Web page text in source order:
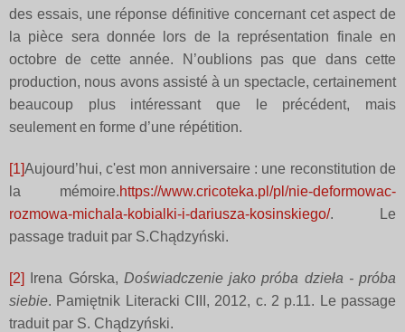
des essais, une réponse définitive concernant cet aspect de
la pièce sera donnée lors de la représentation finale en
octobre de cette année. N’oublions pas que dans cette
production, nous avons assisté à un spectacle, certainement
beaucoup plus intéressant que le précédent, mais
seulement en forme d’une répétition.
[1]Aujourd’hui, c'est mon anniversaire : une reconstitution de
la mémoire.https://www.cricoteka.pl/pl/nie-deformowac-
rozmowa-michala-kobialki-i-dariusza-kosinskiego/. Le
passage traduit par S.Chądzyński.
[2] Irena Górska, Doświadczenie jako próba dzieła - próba
siebie. Pamiętnik Literacki CIII, 2012, c. 2 p.11. Le passage
traduit par S. Chądzyński.